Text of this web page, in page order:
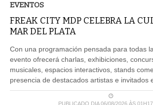
EVENTOS
FREAK CITY MDP CELEBRA LA
MAR DEL PLATA
Con una programación pensada para todas
evento ofrecerá charlas, exhibiciones,
musicales, espacios interactivos, stands
presencia de destacados artistas e invitados
PUBLICADO DIA 06/08/2026 ÀS